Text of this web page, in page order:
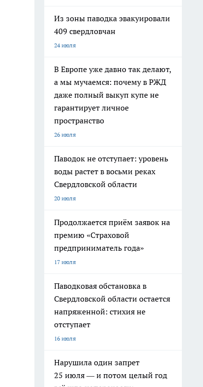
Из зоны паводка эвакуировали
409 свердловчан
24 июля
В Европе уже давно так делают,
а мы мучаемся: почему в РЖД
даже полный выкуп купе не
гарантирует личное
пространство
26 июля
Паводок не отступает: уровень
воды растет в восьми реках
Свердловской области
20 июля
Продолжается приём заявок на
премию «Страховой
предприниматель года»
17 июля
Паводковая обстановка в
Свердловской области остается
напряженной: стихия не
отступает
16 июля
Нарушила один запрет
25 июля — и потом целый год